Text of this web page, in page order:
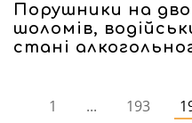
Порушники на
шоломів,
стані
1 ... 193